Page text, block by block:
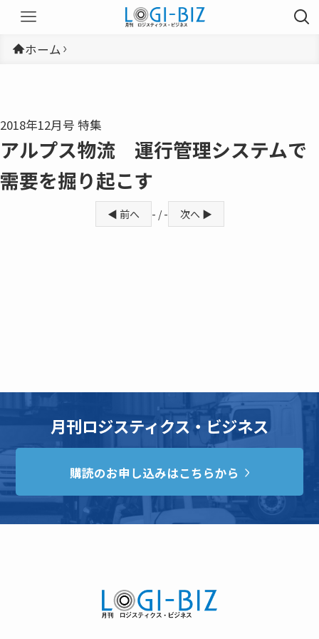
ホーム
2018年12月号 特集
アルプス物流 運行管理システムで
需要を掘り起こす
◀ 前へ - / - 次へ ▶
月刊ロジスティクス・ビジネス
購読のお申し込みはこちらから